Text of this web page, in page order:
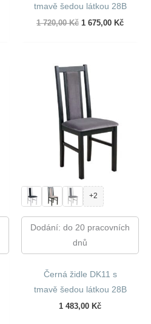
tmavě šedou látkou 28B
1 720,00Kč Původní
1 675,00 Kč
+2
Dodání: do 20 pracovních
dnů
Černá židle DK11 s
tmavě šedou látkou 28B
1 483,00 Kč